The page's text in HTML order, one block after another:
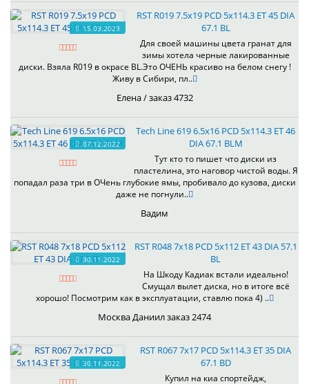
15.03.2023
RST R019 7.5x19 PCD 5x114.3 ET 45 DIA
67.1 BL
Для своей машины цвета гранат для
зимы хотела черные лакированные
диски. Взяла R019 в окрасе BL.Это ОЧЕНЬ красиво на белом снегу !
Живу в Сибири, пл..
Елена / заказ 4732
07.12.2022
Tech Line 619 6.5x16 PCD 5x114.3 ET 46
DIA 67.1 BLM
Тут кто то пишет что диски из
пластелина, это наговор чистой воды. Я
попадал раза три в ОЧень глубокие ямы, пробивало до кузова, диски
даже не погнули..
Вадим
30.11.2022
RST R048 7x18 PCD 5x112 ET 43 DIA 57.1
BL
На Шкоду Кадиак встали идеально!
Смущал вылет диска, но в итоге всё
хорошо! Посмотрим как в эксплуатации, ставлю пока 4) ..
Москва Даниил заказ 2474
30.11.2022
RST R067 7x17 PCD 5x114.3 ET 35 DIA
67.1 BD
Купил на киа спортейдж,